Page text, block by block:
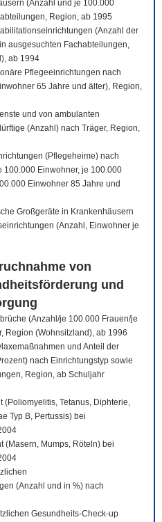
(Anzahl und je 100.000
Region, ab 1995
(Anzahl der
ausgesuchten Fachabteilungen,
ab 1994
Pflegeeinrichtungen nach
65 Jahre und älter), Region,
und von ambulanten
(Anzahl) nach Träger, Region,
(Pflegeheime) nach
100.000 Einwohner, je 100.000
Einwohner 85 Jahre und
Großgeräte in Krankenhäusern
(Anzahl, Einwohner je
von
und
(Anzahl/je 100.000 Frauen/je
Region (Wohnsitzland), ab 1996
und Anteil der
nach Einrichtungstyp sowie
Region, ab Schuljahr
(Poliomyelitis, Tetanus, Diphterie,
Typ B, Pertussis) bei
(Masern, Mumps, Röteln) bei
(Anzahl und in %) nach
Gesundheits-Check-up